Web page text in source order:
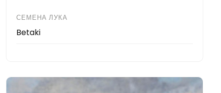
СЕМЕНА ЛУКА
Betaki